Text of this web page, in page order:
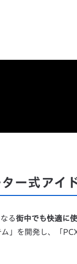
ー式アイ
る街中でも快適に
」を開発し、「